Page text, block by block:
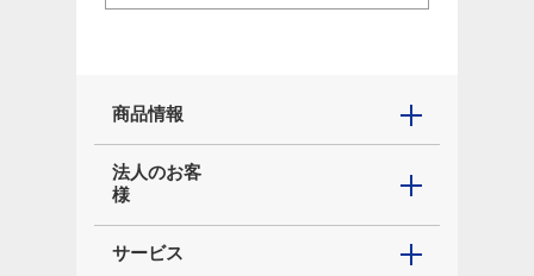
商品情報
法人のお客
様
サービス